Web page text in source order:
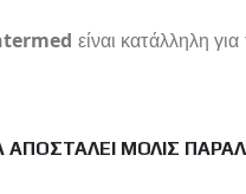
είναι κατάλληλη
ΑΠΟΣΤΑΛΕΊ ΜΌΛΙΣ